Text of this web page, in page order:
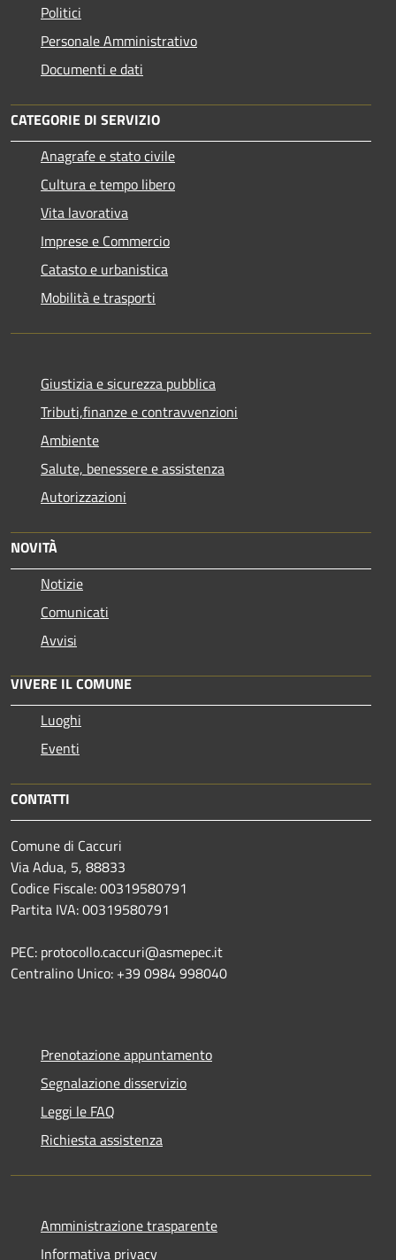
Politici
Personale Amministrativo
Documenti e dati
CATEGORIE DI SERVIZIO
Anagrafe e stato civile
Cultura e tempo libero
Vita lavorativa
Imprese e Commercio
Catasto e urbanistica
Mobilità e trasporti
Giustizia e sicurezza pubblica
Tributi,finanze e contravvenzioni
Ambiente
Salute, benessere e assistenza
Autorizzazioni
NOVITÀ
Notizie
Comunicati
Avvisi
VIVERE IL COMUNE
Luoghi
Eventi
CONTATTI
Comune di Caccuri
Via Adua, 5, 88833
Codice Fiscale: 00319580791
Partita IVA: 00319580791
PEC: protocollo.caccuri@asmepec.it
Centralino Unico: +39 0984 998040
Prenotazione appuntamento
Segnalazione disservizio
Leggi le FAQ
Richiesta assistenza
Amministrazione trasparente
Informativa privacy